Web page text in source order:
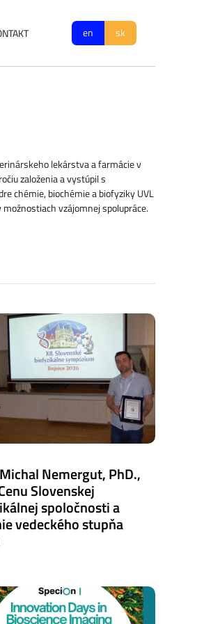
en sk
lekárstva a farmácie v
založenia a vystúpil s
chémie, biochémie a biofyziky UVL
vzájomnej spolupráce.
Nemergut, PhD.,
Slovenskej
spoločnosti a
vedeckého stupňa